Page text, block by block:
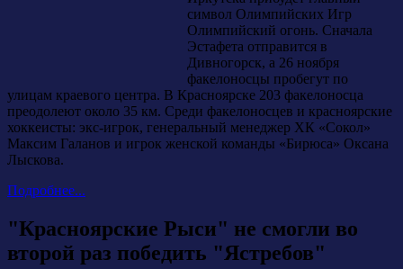
символ Олимпийских Игр
Олимпийский огонь. Сначала
Эстафета отправится в
Дивногорск, а 26 ноября
факелоносцы пробегут по
улицам краевого центра. В Красноярске 203 факелоносца
преодолеют около 35 км. Среди факелоносцев и красноярские
хоккеисты: экс-игрок, генеральный менеджер ХК «Сокол»
Максим Галанов и игрок женской команды «Бирюса» Оксана
Лыскова.
Подробнее...
"Красноярские Рыси" не смогли во
второй раз победить "Ястребов"